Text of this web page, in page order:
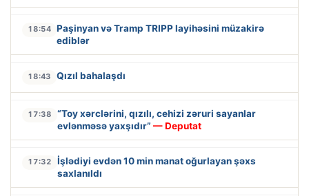
18:54 Paşinyan və Tramp TRIPP layihəsini müzakirə
ediblər
18:43 Qızıl bahalaşdı
17:38
“Toy xərclərini, qızılı, cehizi zəruri sayanlar
evlənməsə yaxşıdır” — Deputat
17:32
İşlədiyi evdən 10 min manat oğurlayan şəxs
saxlanıldı